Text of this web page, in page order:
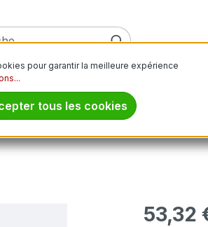
Jantes Pneus tout-terrain
Prix
53,32
pour garantir la meilleure expérience
tous les cookies